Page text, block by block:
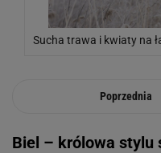
Sucha trawa i kwiaty na
Poprzednia
Biel – królowa stylu